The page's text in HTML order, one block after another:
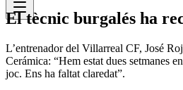
El tècnic burgalés ha
L’entrenador del Villarreal CF, José
Cerámica: “Hem estat dues setmanes
joc. Ens ha faltat claredat”.